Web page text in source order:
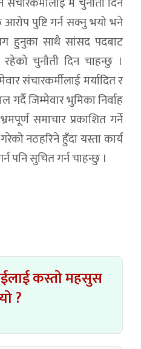
पुष्टि गर्न सक्नु भयो भने
हुनुका साथै सांसद पदबाट
चुनौती दिन चाहन्छु ।
संचारकर्मीलाई मर्यादित र
जिम्मेवार भुमिका निर्वाह
समाचार प्रकाशित गर्ने
नठहरिने हुँदा यस्ता कार्य
पनि सुचित गर्न चाहन्छु ।
कस्तो महसुस
?